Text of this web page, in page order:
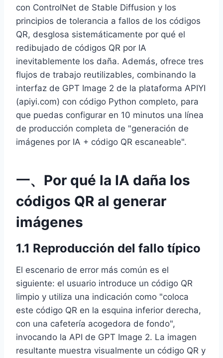
con ControlNet de Stable Diffusion y los
principios de tolerancia a fallos de los códigos
QR, desglosa sistemáticamente por qué el
redibujado de códigos QR por IA
inevitablemente los daña. Además, ofrece tres
flujos de trabajo reutilizables, combinando la
interfaz de GPT Image 2 de la plataforma APIYI
(apiyi.com) con código Python completo, para
que puedas configurar en 10 minutos una línea
de producción completa de "generación de
imágenes por IA + código QR escaneable".
一、Por qué la IA daña los
códigos QR al generar
imágenes
1.1 Reproducción del fallo típico
El escenario de error más común es el
siguiente: el usuario introduce un código QR
limpio y utiliza una indicación como "coloca
este código QR en la esquina inferior derecha,
con una cafetería acogedora de fondo",
invocando la API de GPT Image 2. La imagen
resultante muestra visualmente un código QR y